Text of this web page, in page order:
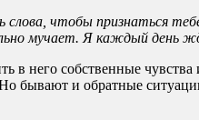
чтобы признаться
мучает. Я каждый день
в него собственные
Но бывают и обратные